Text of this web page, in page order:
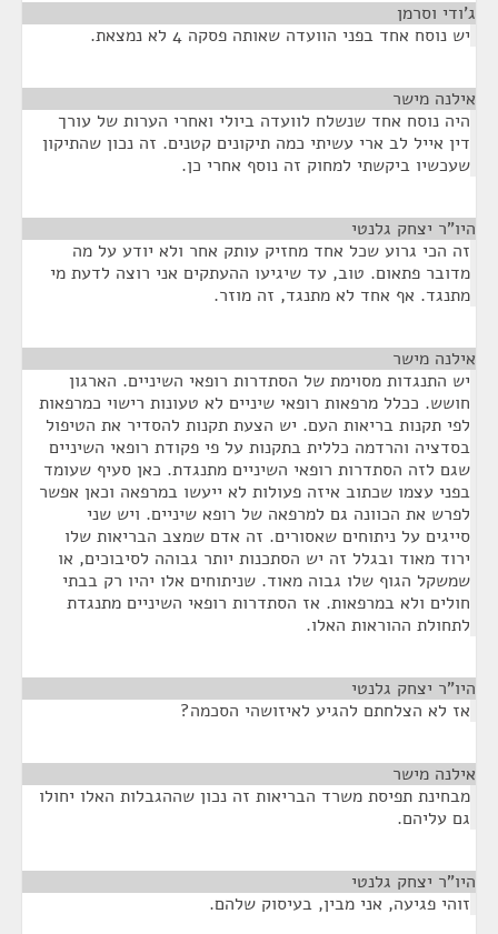
ג'ודי וסרמן
יש נוסח אחד בפני הוועדה שאותה פסקה 4 לא נמצאת.
אילנה מישר
היה נוסח אחד שנשלח לוועדה ביולי ואחרי הערות של עורך
דין אייל לב ארי עשיתי כמה תיקונים קטנים. זה נכון שהתיקון
שעכשיו ביקשתי למחוק זה נוסף אחרי כן.
היו"ר יצחק גלנטי
זה הכי גרוע שכל אחד מחזיק עותק אחר ולא יודע על מה
מדובר פתאום. טוב, עד שיגיעו ההעתקים אני רוצה לדעת מי
מתנגד. אף אחד לא מתנגד, זה מוזר.
אילנה מישר
יש התנגדות מסוימת של הסתדרות רופאי השיניים. הארגון
חושש. ככלל מרפאות רופאי שיניים לא טעונות רישוי כמרפאות
לפי תקנות בריאות העם. יש הצעת תקנות להסדיר את הטיפול
בסדציה והרדמה כללית בתקנות על פי פקודת רופאי השיניים
שגם לזה הסתדרות רופאי השיניים מתנגדת. כאן סעיף שעומד
בפני עצמו שכתוב איזה פעולות לא ייעשו במרפאה וכאן אפשר
לפרש את הכוונה גם למרפאה של רופא שיניים. ויש שני
סייגים על ניתוחים שאסורים. זה אדם שמצב הבריאות שלו
ירוד מאוד ובגלל זה יש הסתכנות יותר גבוהה לסיבוכים, או
שמשקל הגוף שלו גבוה מאוד. שניתוחים אלו יהיו רק בבתי
חולים ולא במרפאות. אז הסתדרות רופאי השיניים מתנגדת
לתחולת ההוראות האלו.
היו"ר יצחק גלנטי
אז לא הצלחתם להגיע לאיזושהי הסכמה?
אילנה מישר
מבחינת תפיסת משרד הבריאות זה נכון שההגבלות האלו יחולו
גם עליהם.
היו"ר יצחק גלנטי
זוהי פגיעה, אני מבין, בעיסוק שלהם.